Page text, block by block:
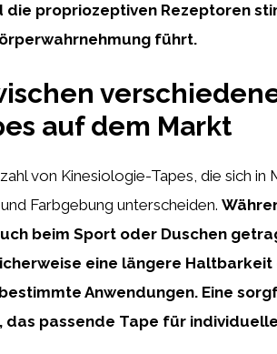
propriozeptiven Rezeptoren
führt.
auf dem Markt
von Kinesiologie-Tapes, die sich in
Farbgebung unterscheiden.
beim Sport oder Duschen
eine längere Haltbarkeit
Anwendungen. Eine
passende Tape für